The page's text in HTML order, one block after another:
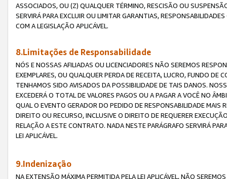
ASSOCIADOS, OU (Z) QUALQUER TÉRMINO, RESCISÃO OU
SERVIRÁ PARA EXCLUIR OU LIMITAR GARANTIAS,
COM A LEGISLAÇÃO APLICÁVEL.
8.Limitações de Responsabilidade
NÓS E NOSSAS AFILIADAS OU LICENCIADORES NÃO SEREMOS
EXEMPLARES, OU QUALQUER PERDA DE RECEITA, LUCRO, FUNDO
TENHAMOS SIDO AVISADOS DA POSSIBILIDADE DE TAIS DANOS.
EXCEDERÁ O TOTAL DE VALORES PAGOS OU A PAGAR A VOCÊ NO
QUAL O EVENTO GERADOR DO PEDIDO DE RESPONSABILIDADE
DIREITO OU RECURSO, INCLUSIVE O DIREITO DE REQUERER
RELAÇÃO A ESTE CONTRATO. NADA NESTE PARÁGRAFO SERVIRÁ
LEI APLICÁVEL.
9.Indenização
NA EXTENSÃO MÁXIMA PERMITIDA PELA LEI APLICÁVEL, NÃO